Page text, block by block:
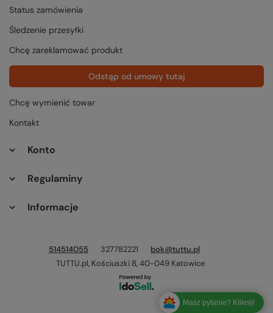
Status zamówienia
Śledzenie przesyłki
Chcę zareklamować produkt
Odstąp od umowy tutaj
Chcę wymienić towar
Kontakt
Konto
Regulaminy
Informacje
514514055 327782221
bok@tuttu.pl
TUTTU.pl, Kościuszki 8,40-049 Katowice
Masz pytanie? Kliknij!